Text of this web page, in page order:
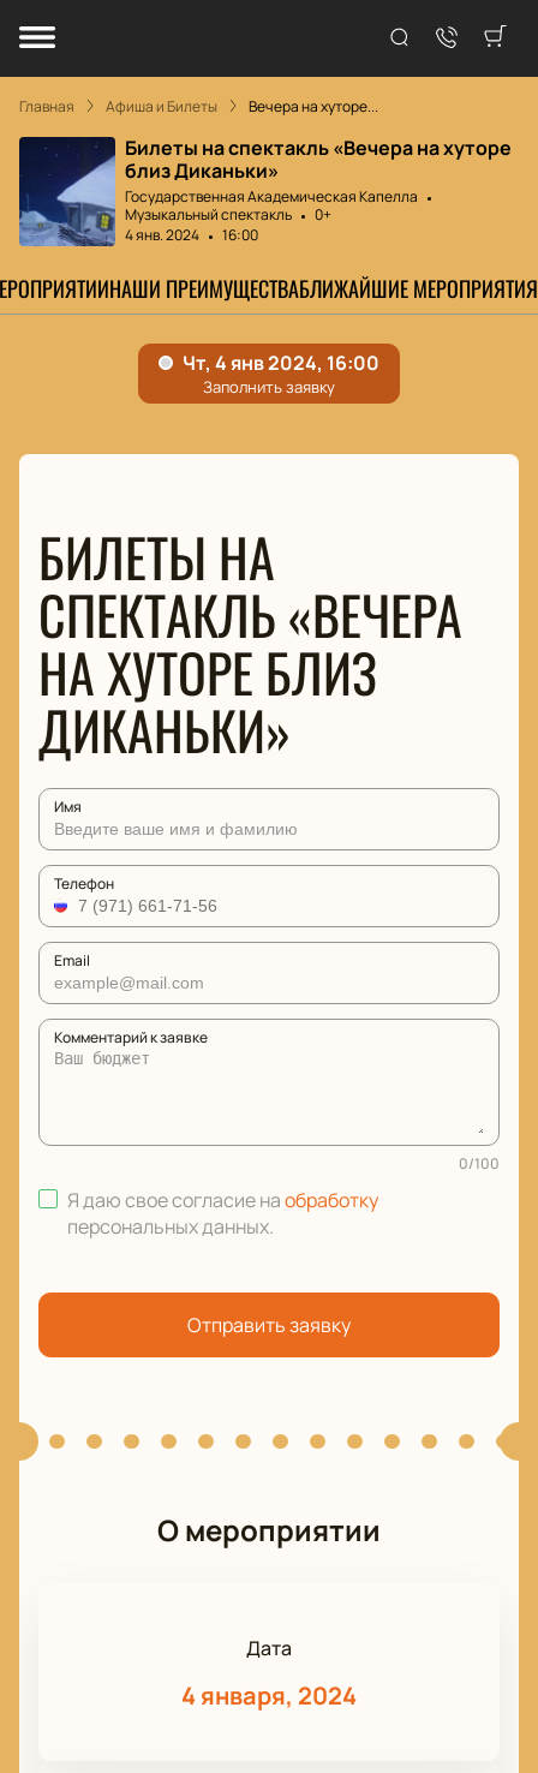
Главная Афиша и Билеты Вечера на хуторе...
Билеты на спектакль «Вечера на хуторе
близ Диканьки»
Государственная Академическая Капелла
Музыкальный спектакль
0+
4 янв. 2024
16:00
НАШИ ПРЕИМУЩЕСТВАБЛИЖАЙШИЕ МЕРОПРИЯТИЯ
БИЛЕТЫ НА
СПЕКТАКЛЬ «ВЕЧЕРА
НА ХУТОРЕ БЛИЗ
ДИКАНЬКИ»
Имя
Телефон
Email
Комментарий к заявке
0/100
Я даю свое согласие наобработку
персональных данных.
Отправить заявку
О мероприятии
Дата
4 января, 2024